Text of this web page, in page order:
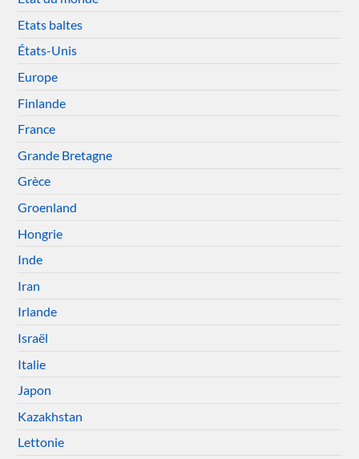
Etats baltes
États-Unis
Europe
Finlande
France
Grande Bretagne
Grèce
Groenland
Hongrie
Inde
Iran
Irlande
Israël
Italie
Japon
Kazakhstan
Lettonie